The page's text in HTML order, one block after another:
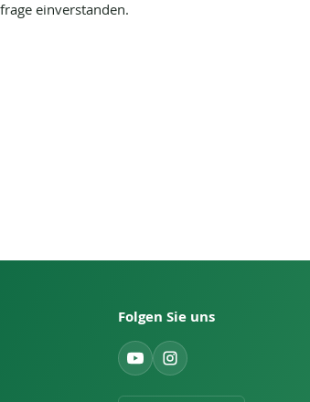
einverstanden.
Folgen Sie uns